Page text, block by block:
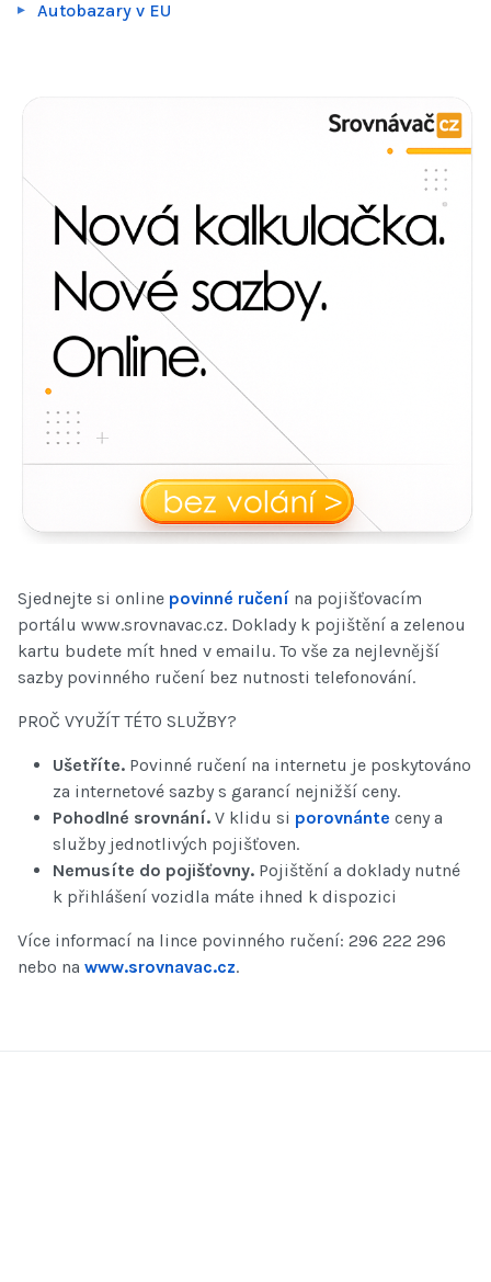
Autobazary v EU
Sjednejte si online povinné ručení na pojišťovacím
portálu www.srovnavac.cz. Doklady k pojištění a zelenou
kartu budete mít hned v emailu. To vše za nejlevnější
sazby povinného ručení bez nutnosti telefonování.
PROČ VYUŽÍT TÉTO SLUŽBY?
Ušetříte. Povinné ručení na internetu je poskytováno
za internetové sazby s garancí nejnižší ceny.
Pohodlné srovnání. V klidu si porovnánte ceny a
služby jednotlivých pojišťoven.
Nemusíte do pojišťovny. Pojištění a doklady nutné
k přihlášení vozidla máte ihned k dispozici
Více informací na lince povinného ručení: 296 222 296
nebo na www.srovnavac.cz.